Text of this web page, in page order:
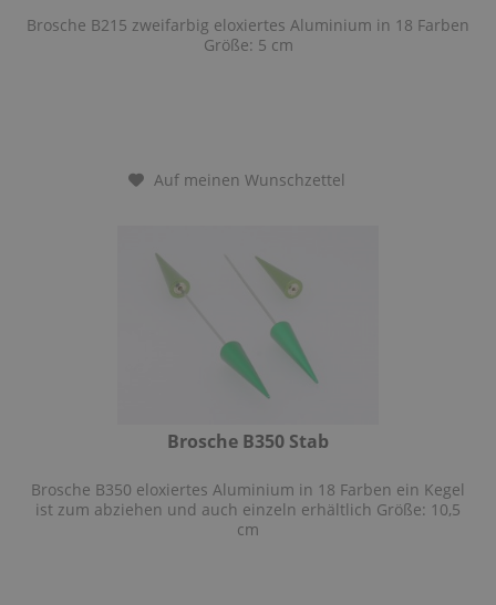
Brosche B215 zweifarbig eloxiertes Aluminium in 18 Farben
Größe: 5 cm
Auf meinen Wunschzettel
Brosche B350 Stab
Brosche B350 eloxiertes Aluminium in 18 Farben ein Kegel
ist zum abziehen und auch einzeln erhältlich Größe: 10,5
cm